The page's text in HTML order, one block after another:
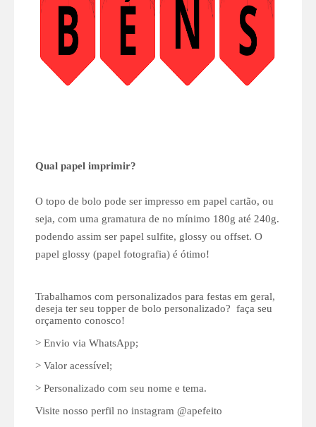
Qual papel imprimir?
O topo de bolo pode ser impresso em papel cartão, ou
seja, com uma gramatura de no mínimo 180g até 240g.
podendo assim ser papel sulfite, glossy ou offset. O
papel glossy (papel fotografia) é ótimo!
Trabalhamos com personalizados para festas em geral,
deseja ter seu topper de bolo personalizado? faça seu
orçamento conosco!
> Envio via WhatsApp;
> Valor acessível;
> Personalizado com seu nome e tema.
Visite nosso perfil no instagram @apefeito